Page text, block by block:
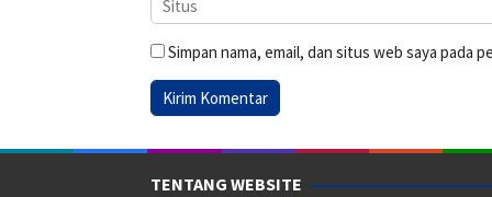
Simpan nama, email, dan situs web saya pada
TENTANG WEBSITE